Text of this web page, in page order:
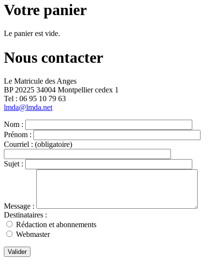
Votre panier
Le panier est vide.
Nous contacter
Le Matricule des Anges
BP 20225 34004 Montpellier cedex 1
Tel : ‭06 95 10 79 63
lmda@lmda.net
Nom :
Prénom :
Courriel : (obligatoire)
Sujet :
Message :
Destinataires :
Rédaction et abonnements
Webmaster
Valider